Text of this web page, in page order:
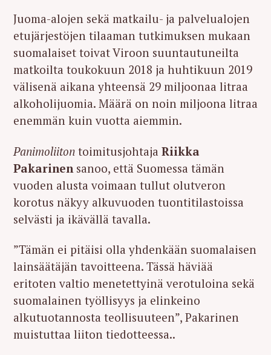
Juoma-alojen sekä matkailu- ja palvelualojen
etujärjestöjen tilaaman tutkimuksen mukaan
suomalaiset toivat Viroon suuntautuneilta
matkoilta toukokuun 2018 ja huhtikuun 2019
välisenä aikana yhteensä 29 miljoonaa litraa
alkoholijuomia. Määrä on noin miljoona litraa
enemmän kuin vuotta aiemmin.
Panimoliiton toimitusjohtaja Riikka
Pakarinen sanoo, että Suomessa tämän
vuoden alusta voimaan tullut olutveron
korotus näkyy alkuvuoden tuontitilastoissa
selvästi ja ikävällä tavalla.
”Tämän ei pitäisi olla yhdenkään suomalaisen
lainsäätäjän tavoitteena. Tässä häviää
eritoten valtio menetettyinä verotuloina sekä
suomalainen työllisyys ja elinkeino
alkutuotannosta teollisuuteen”, Pakarinen
muistuttaa liiton tiedotteessa..